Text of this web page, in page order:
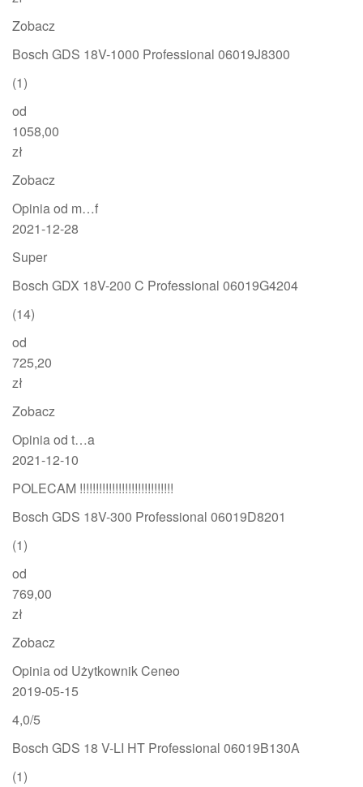
Zobacz
Bosch GDS 18V-1000 Professional 06019J8300
(1)
od
1058,00
zł
Zobacz
Opinia od m…f
2021-12-28
Super
Bosch GDX 18V-200 C Professional 06019G4204
(14)
od
725,20
zł
Zobacz
Opinia od t…a
2021-12-10
POLECAM !!!!!!!!!!!!!!!!!!!!!!!!!!!!!
Bosch GDS 18V-300 Professional 06019D8201
(1)
od
769,00
zł
Zobacz
Opinia od Użytkownik Ceneo
2019-05-15
4,0/5
Bosch GDS 18 V-LI HT Professional 06019B130A
(1)